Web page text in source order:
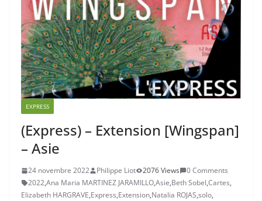
EXPRESS
(Express) – Extension [Wingspan]
– Asie
24 novembre 2022 Philippe Liot 2076 Views
0 Comments
2022,Ana Maria MARTINEZ JARAMILLO,Asie,Beth Sobel,Cartes,
Elizabeth HARGRAVE,Express,Extension,Natalia ROJAS,solo,